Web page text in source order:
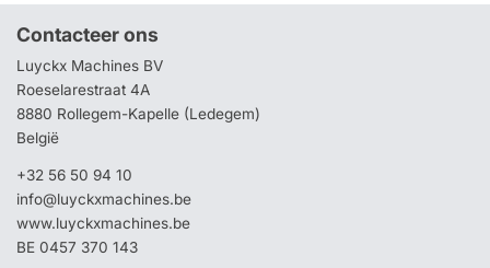
Contacteer ons
Luyckx Machines BV
Roeselarestraat 4A
8880 Rollegem-Kapelle (Ledegem)
België
+32 56 50 94 10
info@luyckxmachines.be
www.luyckxmachines.be
BE 0457 370 143